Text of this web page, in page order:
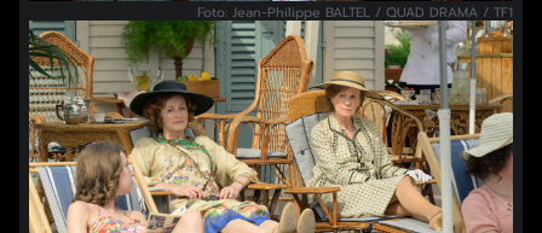
Foto: Jean-Philippe BALTEL / QUAD DRAMA / TF1